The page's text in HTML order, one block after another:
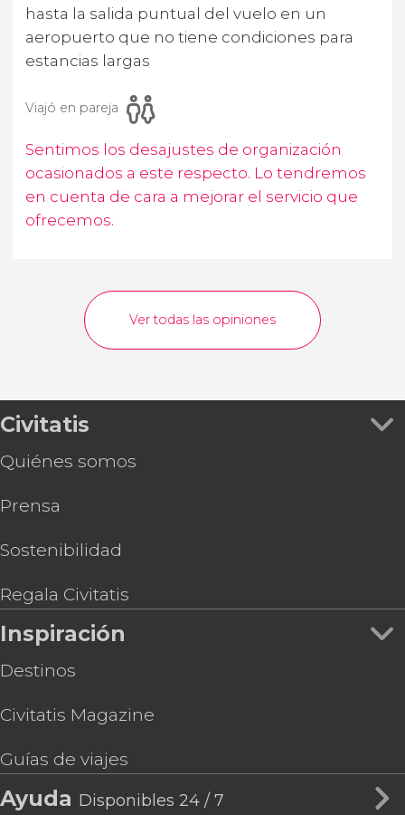
hasta la salida puntual del vuelo en un
aeropuerto que no tiene condiciones para
estancias largas
Viajó en pareja
Sentimos los desajustes de organización
ocasionados a este respecto. Lo tendremos
en cuenta de cara a mejorar el servicio que
ofrecemos.
Ver todas las opiniones
Civitatis
Quiénes somos
Prensa
Sostenibilidad
Regala Civitatis
Inspiración
Destinos
Civitatis Magazine
Guías de viajes
Ayuda Disponibles 24 / 7